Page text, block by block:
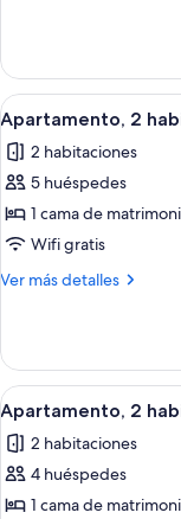
al
mar
(3+1)
2
habitaciones,
vistas
mar
(3+1)
Abrir
todas
las
fotos
de
Apartamento,
2
al
mar
(3+2)
9
Apartamento, 2
2 habitaciones
5 huéspedes
1 cama de
Wifi gratis
Ver más detalles
Más
2
habitaciones,
vistas
mar
(3+2)
Abrir
todas
las
fotos
de
9
Apartamento, 2
2 habitaciones
4 huéspedes
1 cama de